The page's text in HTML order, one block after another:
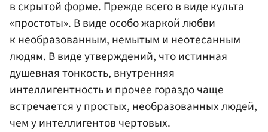
в скрытой форме. Прежде всего в виде культа
«простоты». В виде особо жаркой любви
к необразованным, немытым и неотесанным
людям. В виде утверждений, что истинная
душевная тонкость, внутренняя
интеллигентность и прочее гораздо чаще
встречается у простых, необразованных людей,
чем у интеллигентов чертовых.